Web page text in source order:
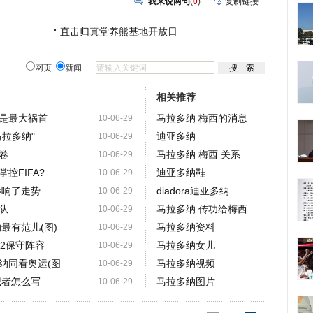
直击归真堂养熊基地开放日
网页 新闻
10-06-29
最大祸首
10-06-29
多纳"
10-06-29
10-06-29
控FIFA?
10-06-29
了走势
10-06-29
10-06-29
有范儿(图)
10-06-29
保守阵容
10-06-29
同看奥运(图
10-06-29
怎么写
相关推荐
马拉多纳 梅西的消息
迪亚多纳
马拉多纳 梅西 关系
迪亚多纳鞋
diadora迪亚多纳
马拉多纳 传功给梅西
马拉多纳资料
马拉多纳女儿
马拉多纳视频
马拉多纳图片